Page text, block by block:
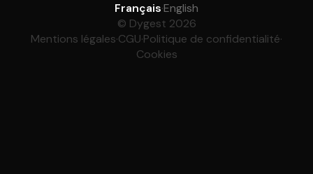
Français·English
© Dygest 2026
Mentions légales·CGU·Politique de confidentialité·
Cookies